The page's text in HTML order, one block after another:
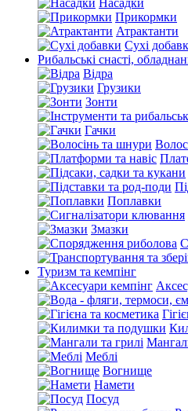
Насадки
Прикормки
Атрактанти
Сухі
Рибальські снасті,
Відра
Грузики
Зонти
Гачки
Поплавки
Змазки
Туризм та кемпінг
Меблі
Вогнище
Намети
Посуд